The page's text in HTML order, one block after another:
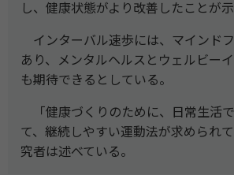
し、健康状態がより改善したことが示
インターバル速歩には、マインド
あり、メンタルヘルスとウェルビー
も期待できるとしている。
「健康づくりのために、日常生活
て、継続しやすい運動法が求められ
究者は述べている。